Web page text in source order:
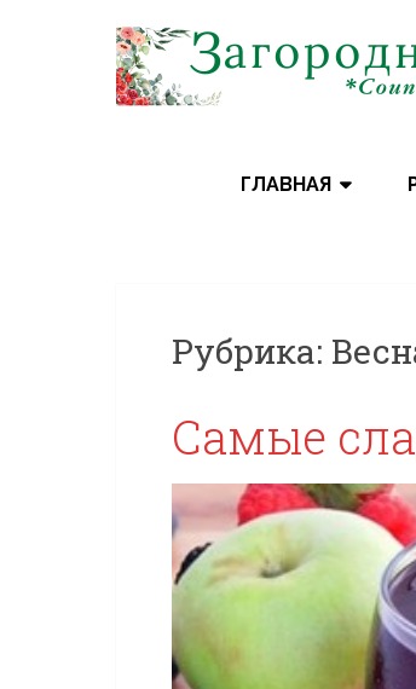
ГЛАВНАЯ
Рубрика:
Самые